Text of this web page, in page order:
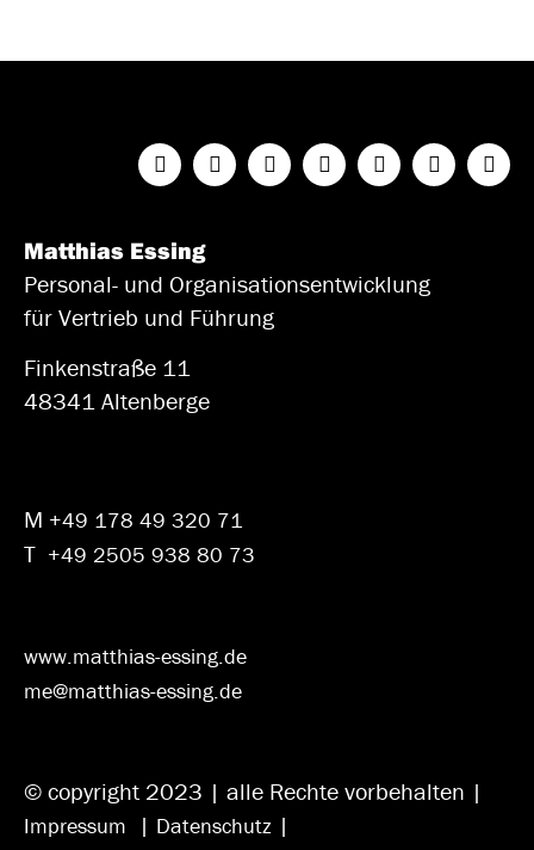
Matthias Essing
Personal- und Organisationsentwicklung
für Vertrieb und Führung
Finkenstraße 11
48341 Altenberge
M +49 178 49 320 71
T +49 2505 938 80 73
www.matthias-essing.de
me@matthias-essing.de
© copyright 2023 | alle Rechte vorbehalten |
Impressum | Datenschutz |